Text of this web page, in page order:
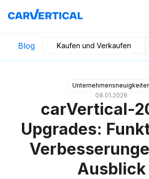
Blog Kaufen und Verkaufen
08.01.2026
carVertical-
Upgrades:
Ausblick